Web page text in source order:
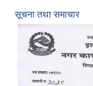
सूचना तथा समाचार